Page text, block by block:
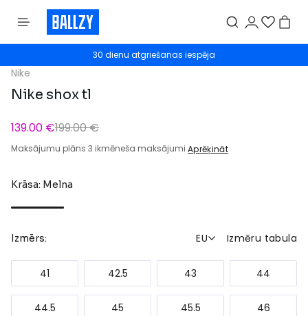
30 dienu atgriešanas iespēja
Nike
Nike shox tl
139.00 €199.00 €
Maksājumu plāns 3 ikmēneša maksājumi Aprēķināt
Krāsa: Melna
Izmērs: EU Izmēru tabula
41 42.5 43 44
44.5 45 45.5 46